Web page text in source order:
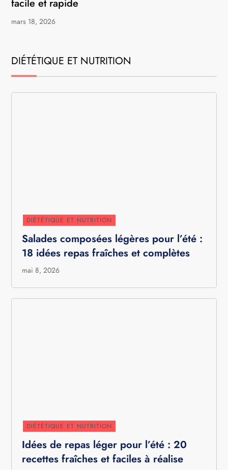
facile et rapide
mars 18, 2026
DIÉTÉTIQUE ET NUTRITION
DIÉTÉTIQUE ET NUTRITION
Salades composées légères pour l’été :
18 idées repas fraîches et complètes
mai 8, 2026
DIÉTÉTIQUE ET NUTRITION
Idées de repas léger pour l’été : 20
recettes fraîches et faciles à réalise